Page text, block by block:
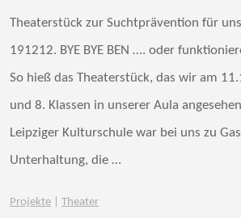
Theaterstück zur Suchtprävention für
191212. BYE BYE BEN …. oder
So hieß das Theaterstück, das wir am
und 8. Klassen in unserer Aula
Leipziger Kulturschule war bei uns zu
Unterhaltung, die …
Projekte Theater